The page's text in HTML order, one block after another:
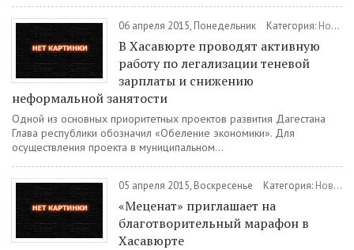
06 апреля 2015, Понедельник Категория: Новости
В Хасавюрте проводят активную
работу по легализации теневой
зарплаты и снижению
неформальной занятости
Одной из основных приоритетных проектов развития Дагестана
Глава республики обозначил «Обеление экономики». Для
осуществления проекта в муниципальном...
05 апреля 2015, Воскресенье Категория: Новости
«Меценат» приглашает на
благотворительный марафон в
Хасавюрте